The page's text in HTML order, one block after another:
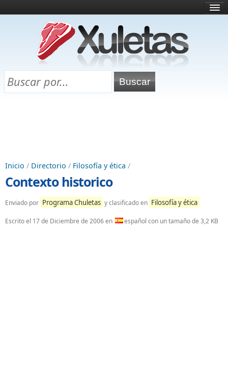
¿Qué es esto?
Directorio
Chuletas para exámenes
Inicio / Directorio / Filosofía y ética /
Contexto historico
Enviado por Programa Chuletas y clasificado en Filosofía y ética
Escrito el 17 de Diciembre de 2006en español con un tamaño de 3,2 KB